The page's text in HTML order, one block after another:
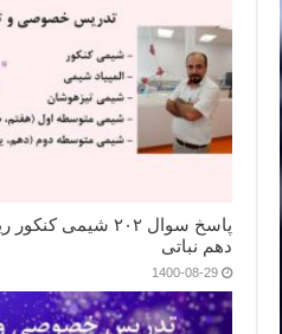
دهم نباتی
1400-08-29